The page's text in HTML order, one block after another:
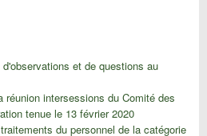
et de questions au
réunion intersessions du Comité des
tenue le 13 février 2020
du personnel de la catégorie